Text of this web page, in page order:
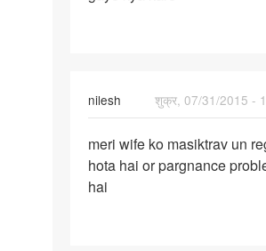
nilesh
शुक्र, 07/31/2015 -
meri
wife
ko
meri wife ko masiktrav un
hota hai or pargnance
hai